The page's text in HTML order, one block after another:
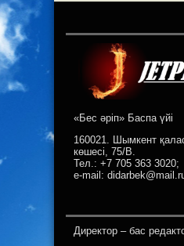
«Бес әріп» Баспа үйі
160021. Шымкент
көшесі, 75/В.
Тел.: +7 705 363 3020;
e-mail:
Директор – бас